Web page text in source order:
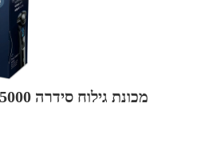
מכונת גילוח סידרה 5000 קוצץ פאה מובנה מיוצר בהולנד